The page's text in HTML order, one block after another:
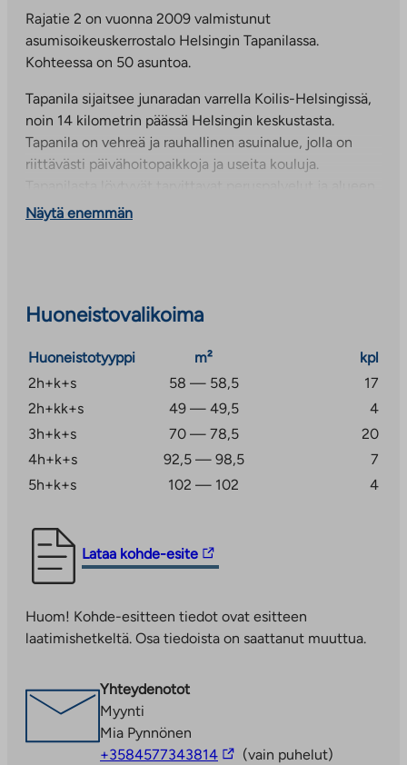
Rajatie 2 on vuonna 2009 valmistunut
asumisoikeuskerrostalo Helsingin Tapanilassa.
Kohteessa on 50 asuntoa.
Tapanila sijaitsee junaradan varrella Koilis-Helsingissä,
noin 14 kilometrin päässä Helsingin keskustasta.
Tapanila on vehreä ja rauhallinen asuinalue, jolla on
riittävästi päivähoitopaikkoja ja useita kouluja.
palvelutarjontaa lisäävät lähistöllä olevat Tikkurilan ja
Näytä enemmän
Huoneistovalikoima
Huoneistotyyppi m²
kpl
2h+k+s
58 — 58,5
17
2h+kk+s
49 — 49,5
4
3h+k+s
70 — 78,5
20
4h+k+s
92,5 — 98,5
7
5h+k+s
102 — 102 4
Lataa kohde-esite
Linkki
vie
palveluun.
Linkki
uuteen
välilehteen
Huom! Kohde-esitteen tiedot ovat esitteen
laatimishetkeltä. Osa tiedoista on saattanut muuttua.
Yhteydenotot
Myynti
Mia Pynnönen
+3584577343814Linkki(vain puhelut)